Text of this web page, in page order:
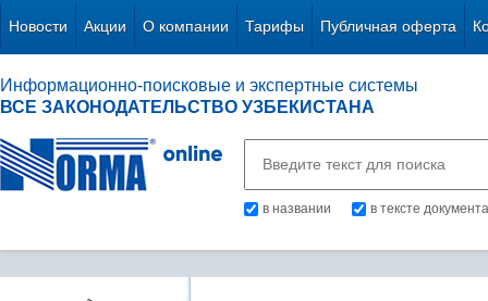
Новости Акции О компании Тарифы Публичная оферта
Информационно-поисковые и экспертные системы
ВСЕ ЗАКОНОДАТЕЛЬСТВО УЗБЕКИСТАНА
в названии в тексте документа